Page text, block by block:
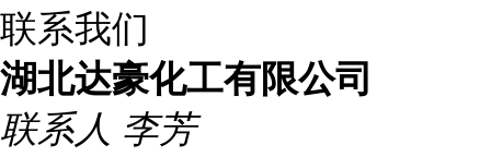
联系我们
湖北达豪化工有限公司
联系人 李芳